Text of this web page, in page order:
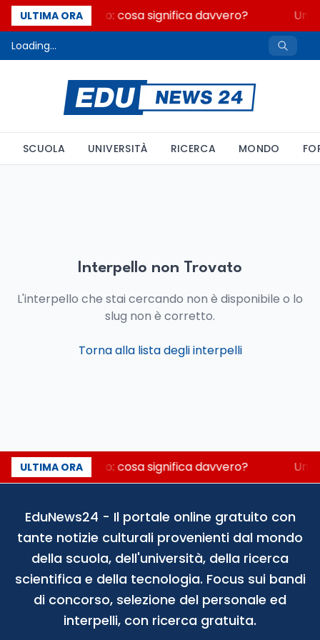
ULTIMA ORA
Fondo perduto: cosa significa davvero? Un
Loading...
SCUOLA UNIVERSITÀ RICERCA MONDO
Interpello non Trovato
L'interpello che stai cercando non è disponibile o lo
slug non è corretto.
Torna alla lista degli interpelli
ULTIMA ORA
Fondo perduto: cosa significa davvero? Un
EduNews24 - Il portale online gratuito con
tante notizie culturali provenienti dal mondo
della scuola, dell'università, della ricerca
scientifica e della tecnologia. Focus sui bandi
di concorso, selezione del personale ed
interpelli, con ricerca gratuita.